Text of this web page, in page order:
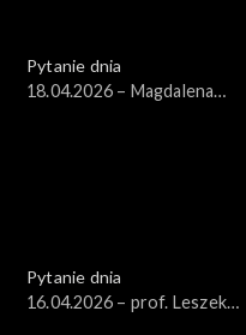
Pytanie dnia
18.04.2026 – Magdalena
Pytanie dnia
16.04.2026 – prof. Leszek